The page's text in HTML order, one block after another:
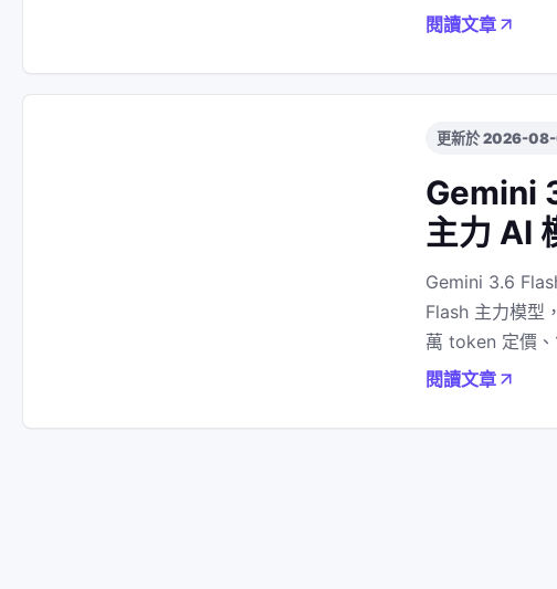
閱讀文章
更新於 2026-
Gemini
主力 AI
Gemini 3.6
Flash 主力模型
萬 token 定價
閱讀文章